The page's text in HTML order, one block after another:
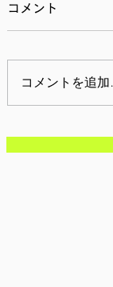
【参加者募
コメント
コメントを追